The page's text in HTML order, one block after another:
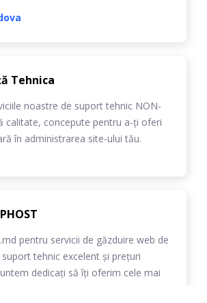
Tehnica
noastre de suport tehnic NON-
calitate, concepute pentru a-ți oferi
în administrarea site-ului tău.
pentru servicii de găzduire web de
tehnic excelent și prețuri
dedicați să îți oferim cele mai